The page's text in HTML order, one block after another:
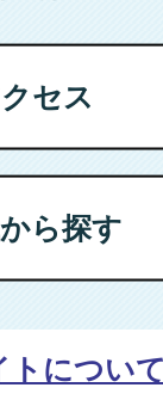
セス
ら探す
トについて